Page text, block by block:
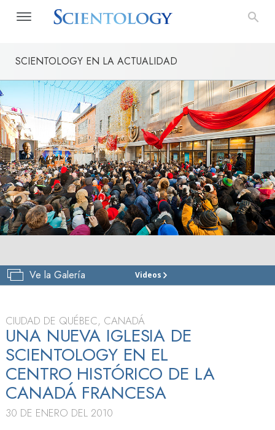
SCIENTOLOGY EN LA ACTUALIDAD
Ve la Galería Videos
IGLESIA
DE
QUEBEC
VISITAR
GRAN
INAUGURACIÓN
CIUDAD DE QUÉBEC, CANADÁ
UNA NUEVA IGLESIA DE
SCIENTOLOGY EN EL
CENTRO HISTÓRICO DE LA
CANADÁ FRANCESA
30 DE ENERO DEL 2010